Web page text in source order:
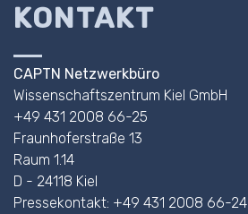
KONTAKT
CAPTN Netzwerkbüro
Wissenschaftszentrum Kiel GmbH
+49 431 2008 66-25
Fraunhoferstraße 13
Raum 1.14
D - 24118 Kiel
Pressekontakt: +49 431 2008 66-24